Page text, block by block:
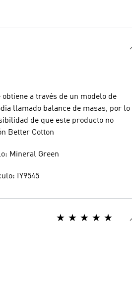
obtiene a través de un modelo de
llamado balance de masas, por lo
de que este producto no
Better Cotton
Mineral Green
IY9545